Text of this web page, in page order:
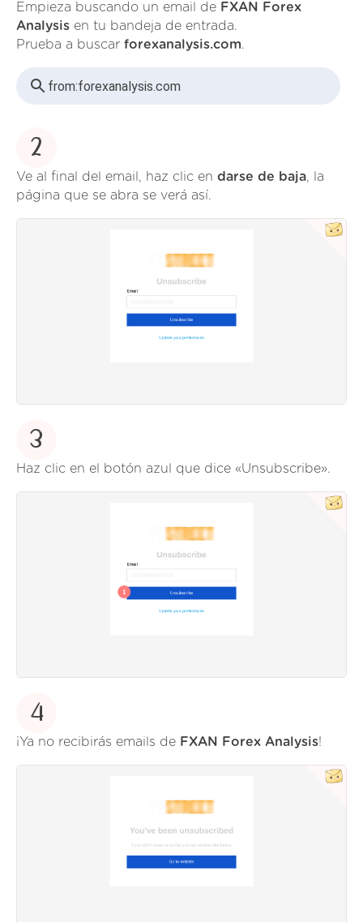
Empieza buscando un email de FXAN Forex
Analysis en tu bandeja de entrada.
Prueba a buscar forexanalysis.com.
from:forexanalysis.com
2
Ve al final del email, haz clic en darse de baja, la
página que se abra se verá así.
3
Haz clic en el botón azul que dice «Unsubscribe».
4
¡Ya no recibirás emails de FXAN Forex Analysis!